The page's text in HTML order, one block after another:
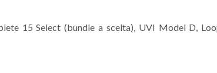
15 Select (bundle a scelta), UVI Model D,